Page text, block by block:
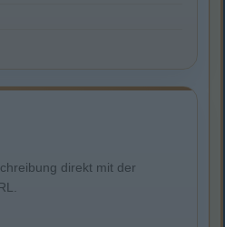
direkt mit der